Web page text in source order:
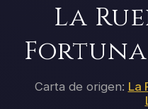
La
Carta de origen: La